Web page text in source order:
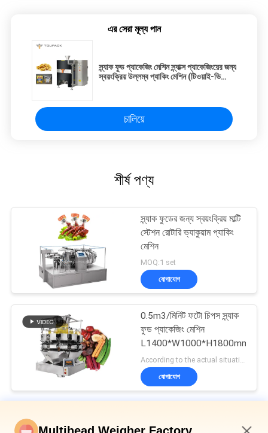
এর সেরা মূল্য পান
স্ন্যাক ফুড প্যাকেজিং মেশিন স্ন্যাক্স প্যাকেজিংয়ের জন্য
স্বয়ংক্রিয় উল্লম্ব প্যাকিং মেশিন (টিওয়াই-ভি
চালিয়ে
শীর্ষ পণ্য
স্ন্যাক ফুডের জন্য স্বয়ংক্রিয় মাল্টি
স্টেশন রোটারি ভ্যাকুয়াম প্যাকিং
মেশিন
MOQ:1 set
যোগাযোগ
0.5m3/মিনিট ফটো চিপস স্ন্যাক
ফুড প্যাকেজিং মেশিন
L1400*W1000*H1800mm
According to the actual situation MOQ:1 set
যোগাযোগ